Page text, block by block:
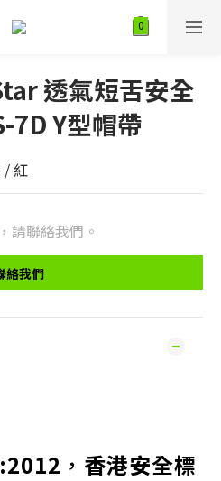
透氣短舌安全
7D Y型帽帶
/ 紅
請聯絡我們。
絡我們
， 香港安全標